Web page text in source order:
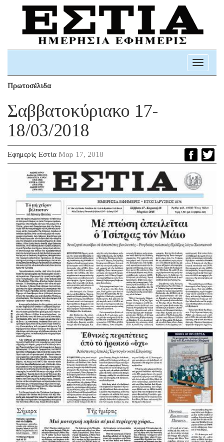
Toggle
Πρωτοσέλιδα
Σαββατοκύριακο 17-
18/03/2018
Εφημερίς Εστία Μαρ 17, 2018